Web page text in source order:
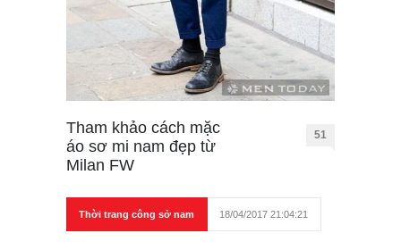
Tham khảo cách mặc
áo sơ mi nam đẹp từ
Milan FW
51
Thời trang công sở nam 18/04/2017 21:04:21